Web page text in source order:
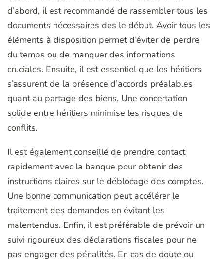
d’abord, il est recommandé de rassembler tous les
documents nécessaires dès le début. Avoir tous les
éléments à disposition permet d’éviter de perdre
du temps ou de manquer des informations
cruciales. Ensuite, il est essentiel que les héritiers
s’assurent de la présence d’accords préalables
quant au partage des biens. Une concertation
solide entre héritiers minimise les risques de
conflits.
Il est également conseillé de prendre contact
rapidement avec la banque pour obtenir des
instructions claires sur le déblocage des comptes.
Une bonne communication peut accélérer le
traitement des demandes en évitant les
malentendus. Enfin, il est préférable de prévoir un
suivi rigoureux des déclarations fiscales pour ne
pas engager des pénalités. En cas de doute ou